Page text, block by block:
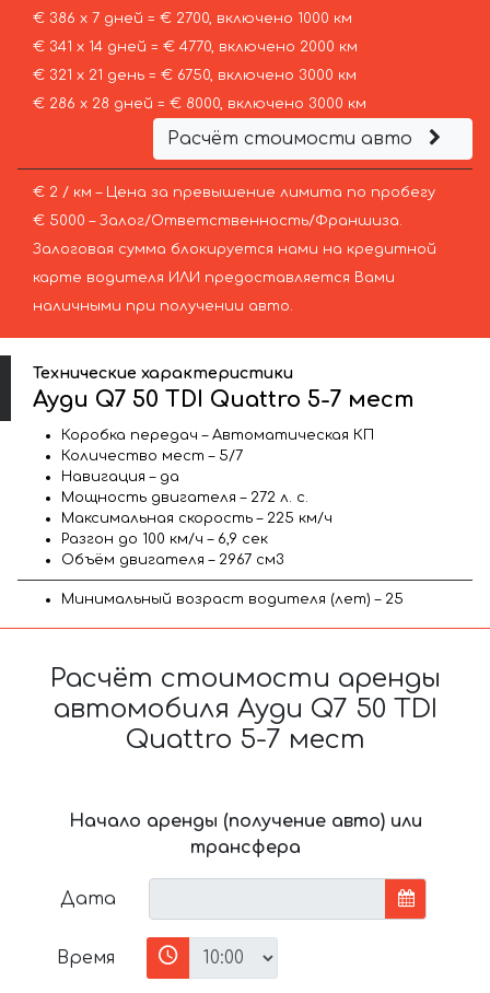
€ 386 х 7 дней = € 2700, включено 1000 км
€ 341 х 14 дней = € 4770, включено 2000 км
€ 321 х 21 день = € 6750, включено 3000 км
€ 286 х 28 дней = € 8000, включено 3000 км
Расчёт стоимости авто
€ 2 / км – Цена за превышение лимита по пробегу
€ 5000 – Залог/Ответственность/Франшиза.
Залоговая сумма блокируется нами на кредитной
карте водителя ИЛИ предоставляется Вами
наличными при получении авто.
Технические характеристики
Ауди Q7 50 TDI Quattro 5-7 мест
Коробка передач – Автоматическая КП
Количество мест – 5/7
Навигация – да
Мощность двигателя – 272 л. с.
Максимальная скорость – 225 км/ч
Разгон до 100 км/ч – 6,9 сек
Объём двигателя – 2967 см3
Минимальный возраст водителя (лет) – 25
Расчёт стоимости аренды
автомобиля Ауди Q7 50 TDI
Quattro 5-7 мест
Начало аренды (получение авто) или
трансфера
Дата
Время